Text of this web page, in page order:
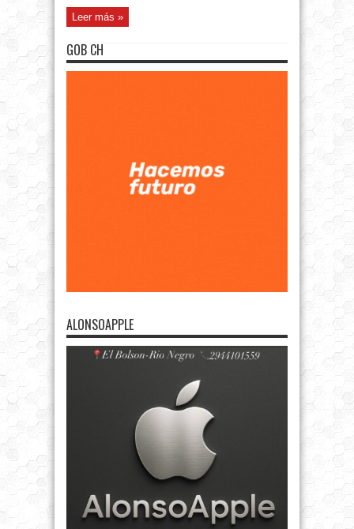
Leer más »
GOB CH
ALONSOAPPLE